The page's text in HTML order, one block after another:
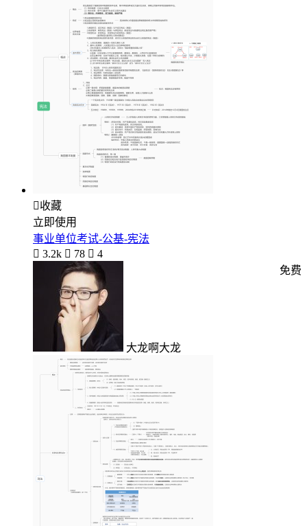
收藏
立即使用
事业单位考试-公基-宪法
 3.2k  78  4
大龙啊大龙
免费